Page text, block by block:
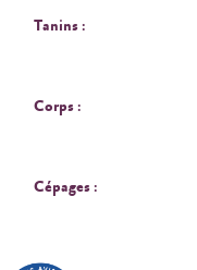
Tanins :
Corps :
Cépages :